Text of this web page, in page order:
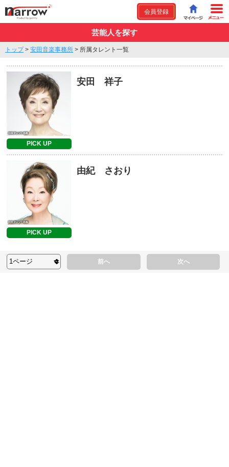
会員登録
芸能人を探す
トップ> 安田音楽事務所 > 所属タレント一覧
PICK UP
安田 祥子
PICK UP
由紀 さおり
前へ 次へ